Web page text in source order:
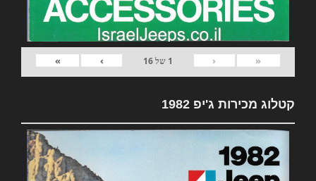
«
‹
1 של16
›
»
קטלוג מכירות ג'יפ 1982